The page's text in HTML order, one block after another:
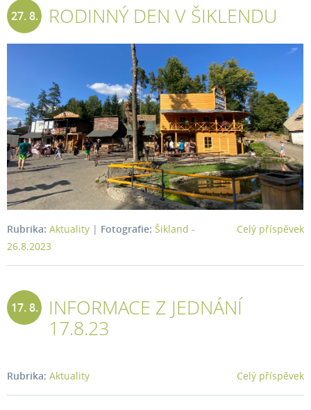
27. 8. RODINNÝ DEN V ŠIKLENDU
Celý příspěvek
Rubrika: Aktuality | Fotografie: Šikland -
26.8.2023
17. 8.
INFORMACE Z JEDNÁNÍ
17.8.23
Celý příspěvek
Rubrika: Aktuality